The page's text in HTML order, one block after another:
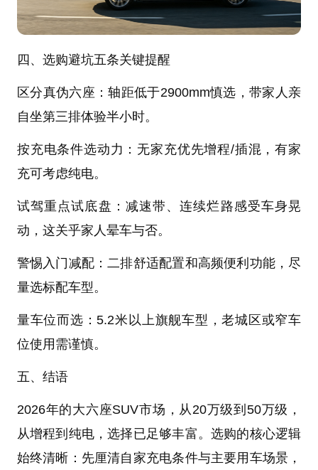
四、选购避坑五条关键提醒
区分真伪六座：轴距低于2900mm慎选，带家人亲
自坐第三排体验半小时。
按充电条件选动力：无家充优先增程/插混，有家
充可考虑纯电。
试驾重点试底盘：减速带、连续烂路感受车身晃
动，这关乎家人晕车与否。
警惕入门减配：二排舒适配置和高频便利功能，尽
量选标配车型。
量车位而选：5.2米以上旗舰车型，老城区或窄车
位使用需谨慎。
五、结语
2026年的大六座SUV市场，从20万级到50万级，
从增程到纯电，选择已足够丰富。选购的核心逻辑
始终清晰：先厘清自家充电条件与主要用车场景，